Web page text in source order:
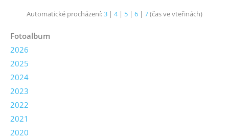
Automatické procházení:3 | 4| 5 | 6 | 7(čas ve vteřinách)
Fotoalbum
2026
2025
2024
2023
2022
2021
2020